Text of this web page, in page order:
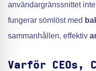
användargränssnittet
fungerar sömlöst med
sammanhållen, effektiv
Varför CEOs,